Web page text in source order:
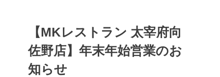
【MKレストラン 太宰府向
佐野店】年末年始営業のお
知らせ